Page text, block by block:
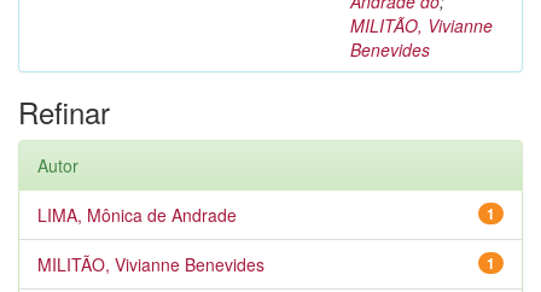
MILITÃO, Vivianne
Benevides
Refinar
Autor
1
LIMA, Mônica de Andrade
1
MILITÃO, Vivianne Benevides